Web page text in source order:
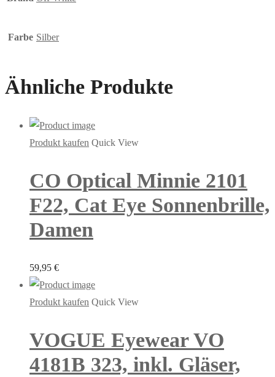
Farbe Silber
Ähnliche Produkte
Produkt kaufen Quick View
CO Optical Minnie 2101
F22, Cat Eye Sonnenbrille,
Damen
59,95 €
Produkt kaufen Quick View
VOGUE Eyewear VO
4181B 323, inkl. Gläser,